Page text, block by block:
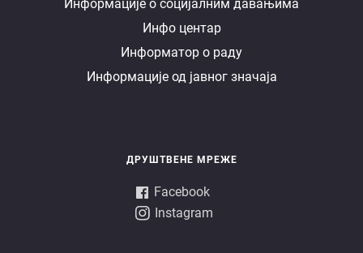
Информације о социјалним давањима
Инфо центар
Информатор о раду
Информације од јавног значаја
ДРУШТВЕНЕ МРЕЖЕ
Facebook
Instagram